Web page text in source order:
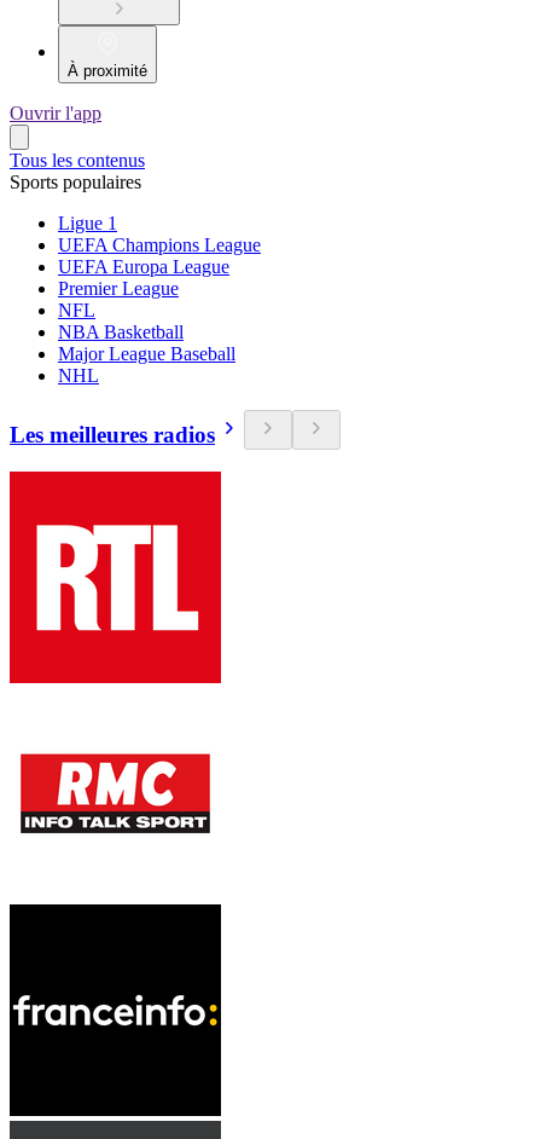
À proximité
Ouvrir l'app
Tous les contenus
Sports populaires
Ligue 1
UEFA Champions League
UEFA Europa League
Premier League
NFL
NBA Basketball
Major League Baseball
NHL
Les meilleures radios